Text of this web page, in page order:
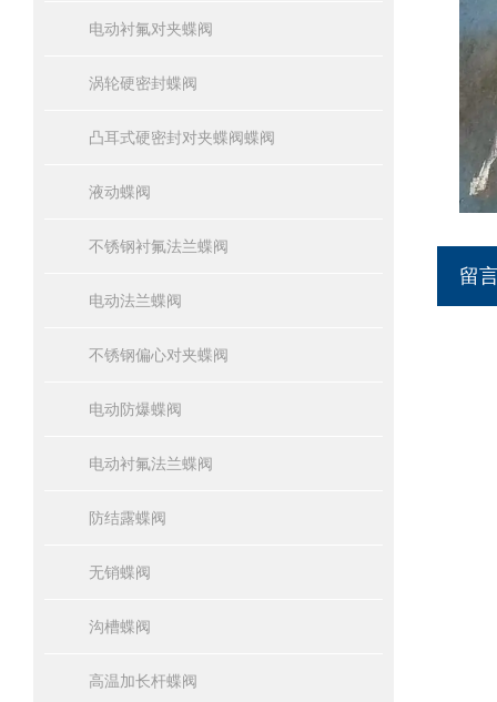
电动衬氟对夹蝶阀
涡轮硬密封蝶阀
凸耳式硬密封对夹蝶阀蝶阀
液动蝶阀
不锈钢衬氟法兰蝶阀
电动法兰蝶阀
不锈钢偏心对夹蝶阀
电动防爆蝶阀
电动衬氟法兰蝶阀
防结露蝶阀
无销蝶阀
沟槽蝶阀
高温加长杆蝶阀
留